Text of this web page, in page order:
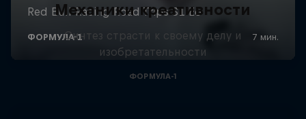
Механики креативности
Синтез страсти к своему делу и
изобретательности
ФОРМУЛА-1